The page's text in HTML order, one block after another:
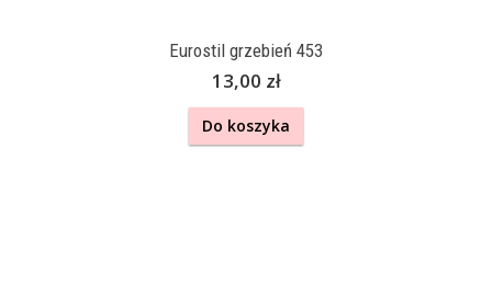
Eurostil grzebień 453
13,00 zł
Do koszyka